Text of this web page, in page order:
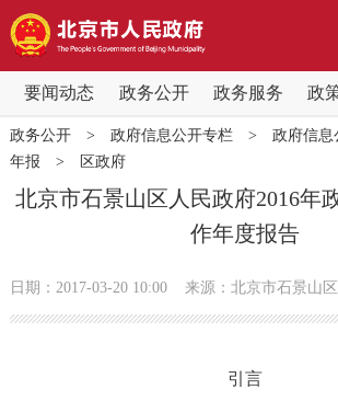
要闻动态 政务公开 政务服务 政
要闻动态
党中央精神 国务院信息
北京要闻 会议信息
机构职能
政务公开> 政府信息公开专栏> 政府信息
年报 > 区政府
北京市石景山区人民政府2016年
作年度报告
日期：2017-03-20 10:00 来源：北京市石景山
引言